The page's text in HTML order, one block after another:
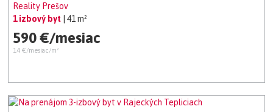
Reality Prešov
1 izbový byt
| 41 m²
590 €/mesiac
14 €/mesiac/m²